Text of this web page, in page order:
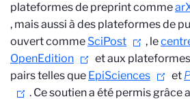
plateformes de preprint comme
, mais aussi à des plateformes de
ouvert comme SciPost , le
OpenEdition
et aux
pairs telles que EpiSciences et
. Ce soutien a été permis grâce